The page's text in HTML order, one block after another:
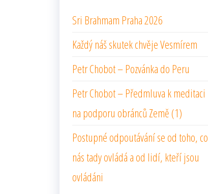
Sri Brahmam Praha 2026
Každý náš skutek chvěje Vesmírem
Petr Chobot – Pozvánka do Peru
Petr Chobot – Předmluva k meditaci
na podporu obránců Země (1)
Postupné odpoutávání se od toho, co
nás tady ovládá a od lidí, kteří jsou
ovládáni